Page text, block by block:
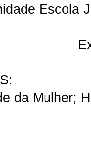
Escola
da Mulher;